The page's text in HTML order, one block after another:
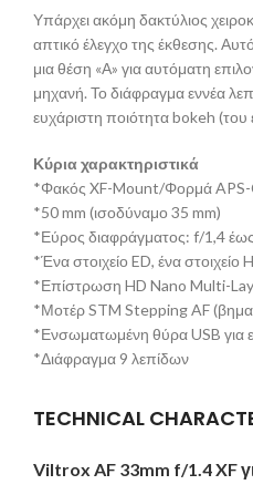
Υπάρχει ακόμη δακτύλιος
απτικό έλεγχο της έκθεσης.
μια θέση «Α» για αυτόματη
μηχανή. Το διάφραγμα εννέα
ευχάριστη ποιότητα bokeh (του
Κύρια χαρακτηριστικά
*Φακός XF-Mount/Φορμά APS-
*50 mm (ισοδύναμο 35 mm)
*Εύρος διαφράγματος: f/1,4
*Ένα στοιχείο ED, ένα στοιχείο
*Επίστρωση HD Nano Multi-
*Μοτέρ STM Stepping AF
*Ενσωματωμένη θύρα USB για
*Διάφραγμα 9 λεπίδων
TECHNICAL
Viltrox AF 33mm f/1.4XF